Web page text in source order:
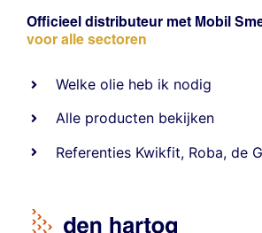
Officieel distributeur met Mobil
voor alle sectoren
Welke olie heb ik nodig
Alle producten bekijken
Referenties Kwikfit, Roba,de